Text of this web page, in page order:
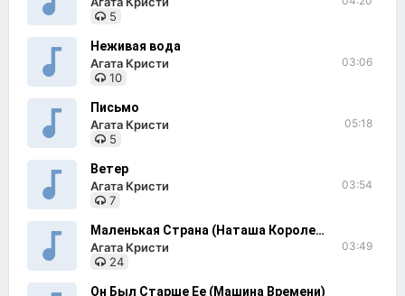
5
Неживая вода
Агата Кристи
10
03:06
Письмо
Агата Кристи
5
05:18
Ветер
Агата Кристи
7
03:54
Маленькая Страна (Наташа Королева)
Агата Кристи
24
03:49
Он Был Старше Ее (Машина Времени)